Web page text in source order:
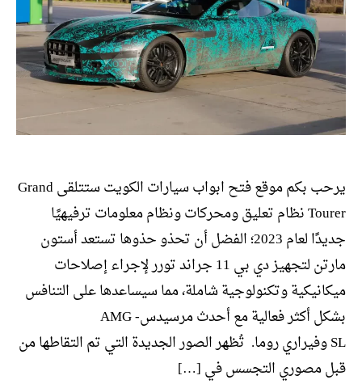
يرحب بكم موقع فتح ابواب سيارات الكويت ستتلقى Grand
Tourer نظام تعليق ومحركات ونظام معلومات ترفيهيًا
جديدًا لعام 2023؛ الفضل أن تحذو حذوها تستعد أستون
مارتن لتجهيز دي بي 11 جراند تورر لإجراء إصلاحات
ميكانيكية وتكنولوجية شاملة، مما سيساعدها على التنافس
بشكل أكثر فعالية مع أحدث مرسيدس- AMG
SL وفيراري روما. تُظهر الصور الجديدة التي تم التقاطها من
قبل مصوري التجسس في […]